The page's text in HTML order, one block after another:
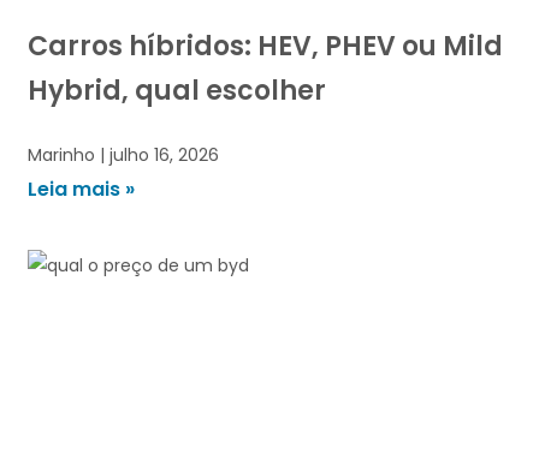
Carros híbridos: HEV, PHEV ou Mild
Hybrid, qual escolher
Marinho julho 16, 2026
Leia mais »